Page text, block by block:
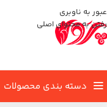
عبور به ناوبری
رفتن به محتوای اصلی
دسته بندی محصولات